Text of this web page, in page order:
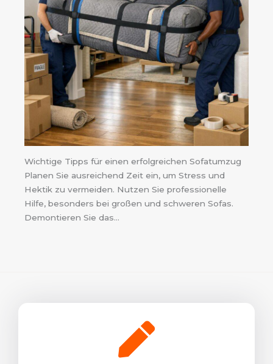
Wichtige Tipps für einen erfolgreichen Sofatumzug
Planen Sie ausreichend Zeit ein, um Stress und
Hektik zu vermeiden. Nutzen Sie professionelle
Hilfe, besonders bei großen und schweren Sofas.
Demontieren Sie das…